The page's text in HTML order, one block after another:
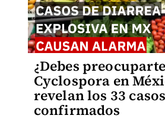
¿Debes
Cyclospora en
revelan los 33 casos
confirmados